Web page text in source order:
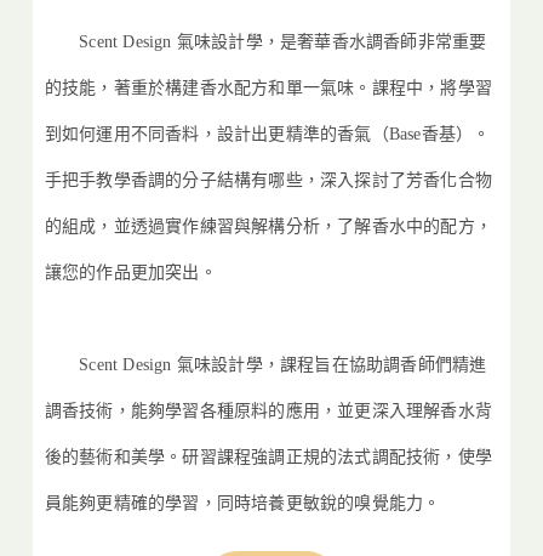
Scent Design 氣味設計學，是奢華香水調香師非常重要
的技能，著重於構建香水配方和單一氣味。課程中，將學習
到如何運用不同香料，設計出更精準的香氣（Base香基）。
手把手教學香調的分子結構有哪些，深入探討了芳香化合物
的組成，並透過實作練習與解構分析，了解香水中的配方，
讓您的作品更加突出。
Scent Design 氣味設計學，課程旨在協助調香師們精進
調香技術，能夠學習各種原料的應用，並更深入理解香水背
後的藝術和美學。研習課程強調正規的法式調配技術，使學
員能夠更精確的學習，同時培養更敏銳的嗅覺能力。